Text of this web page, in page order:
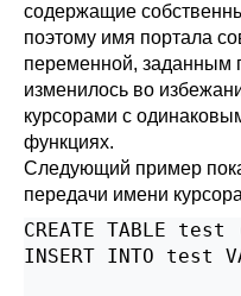
содержащие
поэтому имя портала
переменной, заданным
изменилось во
курсорами с
функциях.
Следующий пример
передачи имени
CREATE TABLE
INSERT INTO test